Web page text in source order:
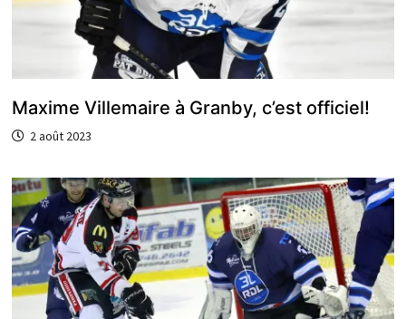
Maxime Villemaire à Granby, c’est officiel!
2 août 2023